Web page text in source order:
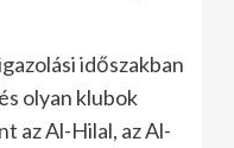
időszakban
olyan klubok
az Al-Hilal, az Al-